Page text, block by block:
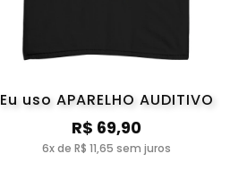
Eu uso APARELHO AUDITIVO
R$ 69,90
6x de R$ 11,65 sem juros